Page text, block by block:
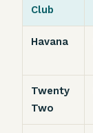
Club
Havana
Twenty
Two